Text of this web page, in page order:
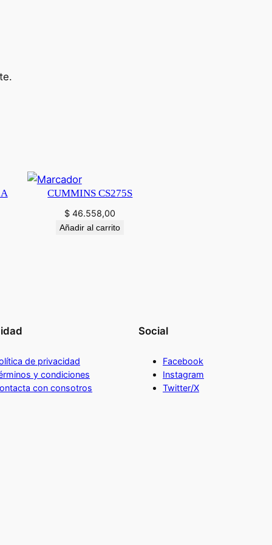
CUMMINS CS275S
$ 46.558,00
Añadir al carrito
de privacidad
y condiciones
con consotros
Social
Facebook
Instagram
Twitter/X